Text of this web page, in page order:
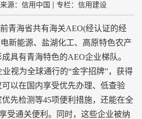
来源：信用中国 | 专栏：信用建设
海省共有海关AEO(经认证的经
新能源、盐湖化工、高原特色农产
具有青海特色的AEO企业梯队。
为全球通行的“金字招牌”，获得
以在国内享受优先办理、低查验
先检测等45项便利措施，还能在全
受通关便利。同时，这些企业被纳